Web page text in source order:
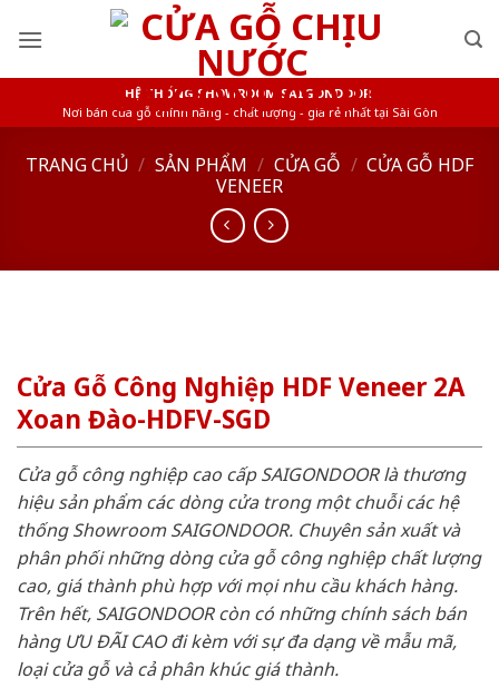
HỆ THỐNG SHOWROOM SAIGONDOOR
Nơi bán cửa gỗ chính hãng - chất lượng - giá rẻ nhất tại Sài Gòn
TRANG CHỦ / SẢN PHẨM / CỬA GỖ / CỬA GỖ HDF
VENEER
Cửa Gỗ Công Nghiệp HDF Veneer 2A
Xoan Đào-HDFV-SGD
Cửa gỗ công nghiệp cao cấp SAIGONDOOR là thương
hiệu sản phẩm các dòng cửa trong một chuỗi các hệ
thống Showroom SAIGONDOOR. Chuyên sản xuất và
phân phối những dòng cửa gỗ công nghiệp chất lượng
cao, giá thành phù hợp với mọi nhu cầu khách hàng.
Trên hết, SAIGONDOOR còn có những chính sách bán
hàng ƯU ĐÃI CAO đi kèm với sự đa dạng về mẫu mã,
loại cửa gỗ và cả phân khúc giá thành.